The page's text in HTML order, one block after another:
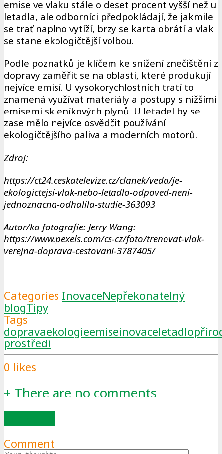
emise ve vlaku stále o deset procent vyšší než u
letadla, ale odborníci předpokládají, že jakmile
se trať naplno vytíží, brzy se karta obrátí a vlak
se stane ekologičtější volbou.
Podle poznatků je klíčem ke snížení znečištění z
dopravy zaměřit se na oblasti, které produkují
nejvíce emisí. U vysokorychlostních tratí to
znamená využívat materiály a postupy s nižšími
emisemi skleníkových plynů. U letadel by se
zase mělo nejvíce osvědčit používání
ekologičtějšího paliva a moderních motorů.
Zdroj:
https://ct24.ceskatelevize.cz/clanek/veda/je-
ekologictejsi-vlak-nebo-letadlo-odpoved-neni-
jednoznacna-odhalila-studie-363093
Autor/ka fotografie: Jerry Wang:
https://www.pexels.com/cs-cz/foto/trenovat-vlak-
verejna-doprava-cestovani-3787405/
Categories InovaceNepřekonatelný
blogTipy
Tags
dopravaekologieemiseinovaceletadlo
prostředí
0 likes
+ There are no comments
Comment